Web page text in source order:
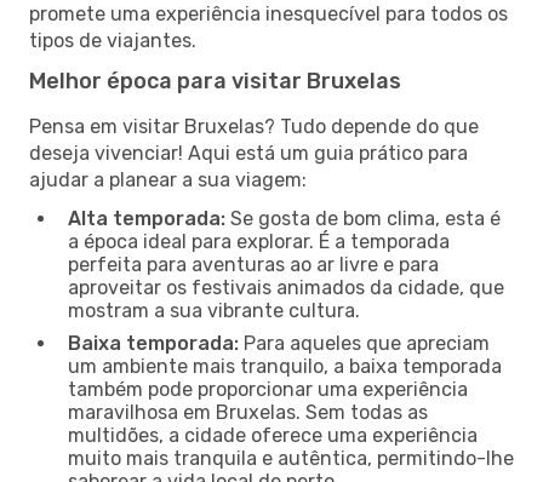
promete uma experiência inesquecível para todos os
tipos de viajantes.
Melhor época para visitar Bruxelas
Pensa em visitar Bruxelas? Tudo depende do que
deseja vivenciar! Aqui está um guia prático para
ajudar a planear a sua viagem:
Alta temporada: Se gosta de bom clima, esta é
a época ideal para explorar. É a temporada
perfeita para aventuras ao ar livre e para
aproveitar os festivais animados da cidade, que
mostram a sua vibrante cultura.
Baixa temporada: Para aqueles que apreciam
um ambiente mais tranquilo, a baixa temporada
também pode proporcionar uma experiência
maravilhosa em Bruxelas. Sem todas as
multidões, a cidade oferece uma experiência
muito mais tranquila e autêntica, permitindo-lhe